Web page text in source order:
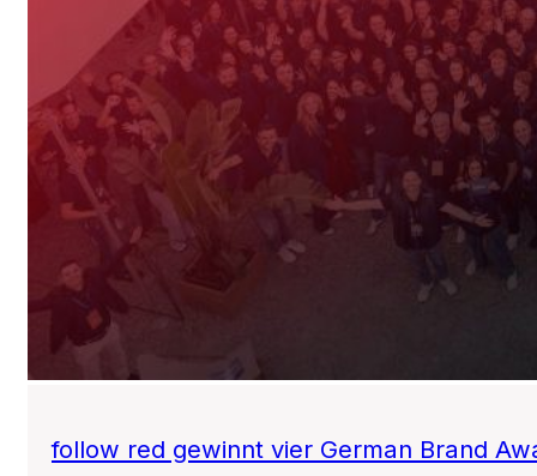
follow red gewinnt vier German Brand